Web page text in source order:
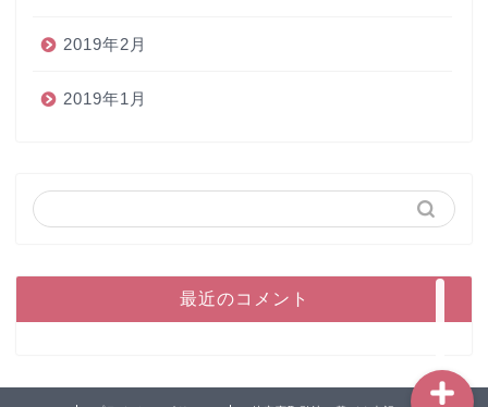
2019年2月
2019年1月
最近のコメント
インク